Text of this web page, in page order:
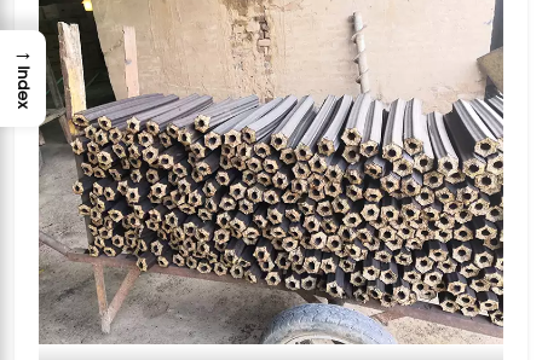
→
Index